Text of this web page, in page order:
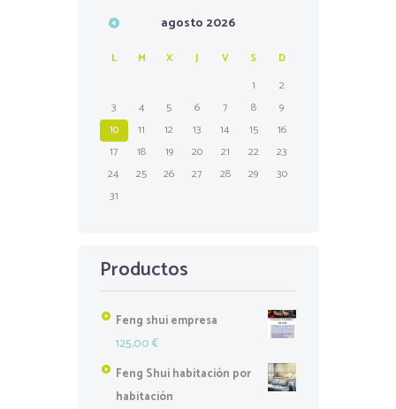
agosto 2026
L M X J V S D
1
2
3
4 5 6 7 8
9
10
11 12 13 14 15
16
17
18 19 20 21 22
23
24
25 26 27 28 29
30
31
Productos
Feng shui empresa
125,00€
Feng Shui habitación por
habitación